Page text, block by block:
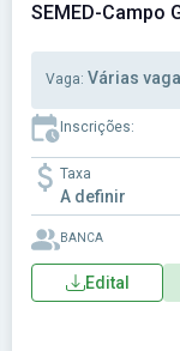
SEMED-Campo
Vaga: Várias
Inscrições:
Taxa
A definir
BANCA
Edital